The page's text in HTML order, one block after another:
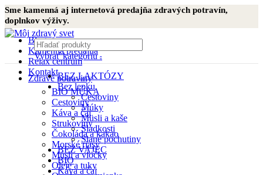
Sme kamenná aj internetová predajňa zdravých potravín,
doplnkov výživy.
Blog
Kamenná predajňa
Relax centrum
Kontakt
Vybrať kategóriu
BEZ LAKTÓZY
Bez lepku
Cestoviny
Múky
Müsli a kaše
Sladkosti
Slané pochutiny
BEZ VAJEC
BIO
Káva a čaj
Zdravé potraviny
BIO MÚKA
Cestoviny
Káva a čaj
Strukoviny
Čokoláda a kakao
Morské riasy
Müsli a vločky
Oleje a tuky